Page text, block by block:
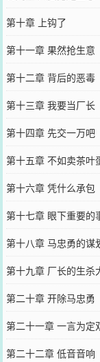
第十章 上钩了
第十一章 果然抢生意
第十二章 背后的恶毒
第十三章 我要当厂长
第十四章 先交一万吧
第十五章 不如卖茶叶
第十六章 凭什么承包
第十七章 眼下重要的
第十八章 马忠勇的谋
第十九章 厂长的生杀
第二十章 开除马忠勇
第二十一章 一言为定
第二十二章 低音音响